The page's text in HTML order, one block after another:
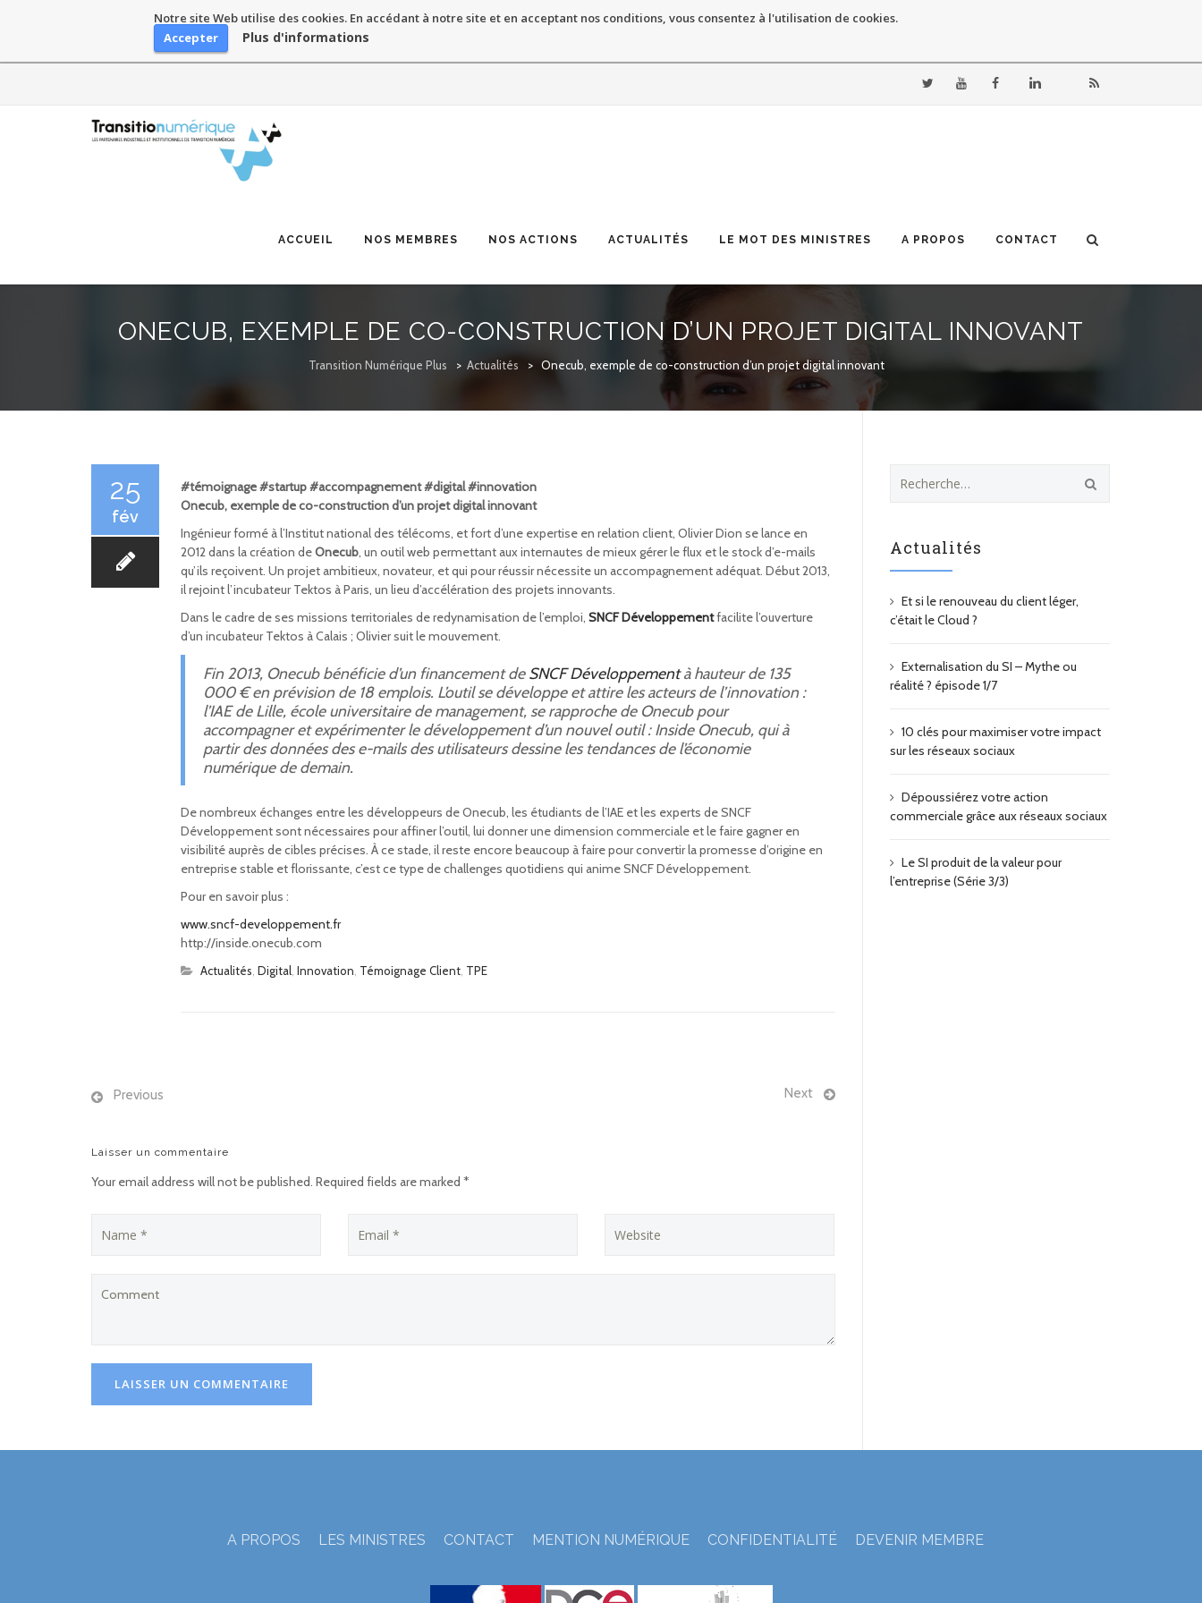
Notre site Web utilise des cookies. En accédant à notre site et en acceptant nos conditions, vous consentez à l'utilisation de cookies.
Accepter
Plus d'informations
content
ACCUEIL NOS MEMBRES NOS ACTIONS ACTUALITÉS LE MOT DES MINISTRES A PROPOS CONTACT
ONECUB, EXEMPLE DE CO-CONSTRUCTION D’UN PROJET DIGITAL INNOVANT
Transition Numérique Plus > Actualités > Onecub, exemple de co-construction d’un projet digital innovant
25
fév
#témoignage #startup #accompagnement #digital #innovation
Onecub, exemple de co-construction d’un projet digital innovant
Ingénieur formé à l’Institut national des télécoms, et fort d’une expertise en relation client, Olivier Dion se lance en
2012 dans la création deOnecub, un outil web permettant aux internautes de mieux gérer le flux et le stock d’e-mails
qu’ils reçoivent. Un projet ambitieux, novateur, et qui pour réussir nécessite un accompagnement adéquat. Début 2013,
il rejoint l’incubateur Tektos à Paris, un lieu d’accélération des projets innovants.
Dans le cadre de ses missions territoriales de redynamisation de l’emploi, SNCF Développementfacilite l’ouverture
d’un incubateur Tektos à Calais ; Olivier suit le mouvement.
Fin 2013, Onecub bénéficie d’un financement deSNCF Développementà hauteur de 135
000 € en prévision de 18 emplois. L’outil se développe et attire les acteurs de l’innovation :
l’IAE de Lille, école universitaire de management, se rapproche de Onecub pour
accompagner et expérimenter le développement d’un nouvel outil : Inside Onecub, qui à
partir des données des e-mails des utilisateurs dessine les tendances de l’économie
numérique de demain.
De nombreux échanges entre les développeurs de Onecub, les étudiants de l’IAE et les experts de SNCF
Développement sont nécessaires pour affiner l’outil, lui donner une dimension commerciale et le faire gagner en
visibilité auprès de cibles précises. À ce stade, il reste encore beaucoup à faire pour convertir la promesse d’origine en
entreprise stable et florissante, c’est ce type de challenges quotidiens qui anime SNCF Développement.
Pour en savoir plus :
www.sncf-developpement.fr
http://inside.onecub.com
Actualités Digital Innovation Témoignage Client TPE
Previous Next
Laisser un commentaire
Your email address will not be published. Required fields are marked *
e
r
h
e
:
Actualités
Et si le renouveau du client léger,
c’était le Cloud ?
Externalisation du SI – Mythe ou
réalité ? épisode 1/7
10 clés pour maximiser votre impact
sur les réseaux sociaux
Dépoussiérez votre action
commerciale grâce aux réseaux sociaux
Le SI produit de la valeur pour
l’entreprise (Série 3/3)
A PROPOS LES MINISTRES CONTACT MENTION NUMÉRIQUE CONFIDENTIALITÉ DEVENIR MEMBRE